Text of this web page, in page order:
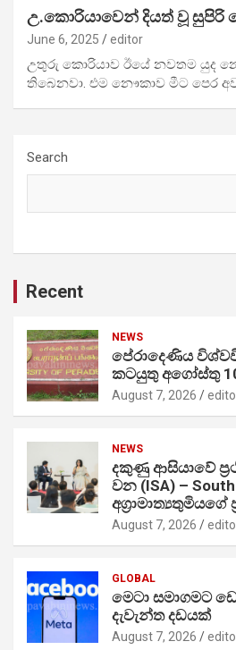
උ.කොරියාවෙන් දියත් වූ සුපිරි
June 6, 2025 editor
උතුරු කොරියාව ඊයේ නවතම යුද
තිබෙනවා. එම නෞකාව මීට පෙර
Search
Recent
NEWS
පේරාදෙණිය
කටයුතු අගෝස්තු
August 7, 2026
NEWS
දකුණු ආසියාවේ
වන (ISA) –
August 7, 2026
GLOBAL
මෙටා සමාගමට
දැවැන්ත දඩයක්
August 7, 2026